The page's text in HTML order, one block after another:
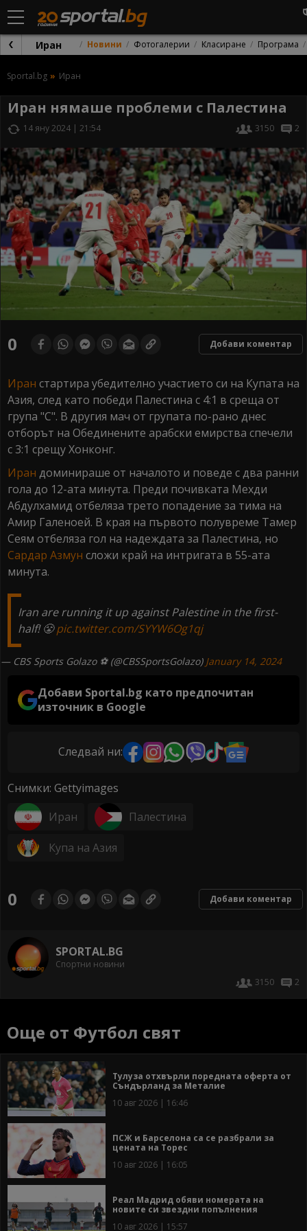
Иран Новини Фотогалерии Класиране Програма
Sportal.bg Иран
Иран нямаше проблеми с Палестина
14 яну 2024 | 21:54 3150 2
0 Добави коментар
Иран стартира убедително участието си на Купата на
Азия, след като победи Палестина с 4:1 в среща от
група "С". В другия мач от групата по-рано днес
отборът на Обединените арабски емирства спечели
с 3:1 срещу Хонконг.
Иран доминираше от началото и поведе с два ранни
гола до 12-ата минута. Преди почивката Мехди
Абдулхамид отбеляза трето попадение за тима на
Амир Галеноей. В края на първото полувреме Тамер
Сеям отбеляза гол на надеждата за Палестина, но
Сардар Азмун сложи край на интригата в 55-ата
минута.
Iran are running it up against Palestine in the first-
half! 😤pic.twitter.com/SYYW6Og1qj
— CBS Sports Golazo ⚽️ (@CBSSportsGolazo) January 14, 2024
Добави Sportal.bg като предпочитан
източник в Google
Следвай ни:
Снимки: Gettyimages
Иран
Палестина
Купа на Азия
0 Добави коментар
SPORTAL.BG
Спортни новини
3150
2
Още от Футбол свят
Тулуза отхвърли поредната оферта от
Съндърланд за Металие
10 авг 2026 | 16:46
ПСЖ и Барселона са се разбрали за
цената на Торес
10 авг 2026 | 16:05
Реал Мадрид обяви номерата на
новите си звездни попълнения
10 авг 2026 | 15:57